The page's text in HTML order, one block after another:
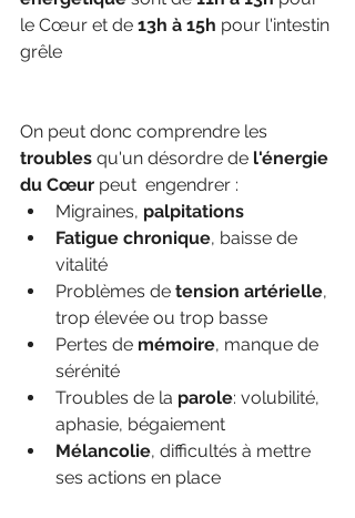
le Cœur et de 13h à 15h pour l'intestin
grêle
On peut donc comprendre les
troubles qu'un désordre de l'énergie
du Cœur peut  engendrer :
Migraines, palpitations
Fatigue chronique, baisse de
vitalité
Problèmes de tension artérielle,
trop élevée ou trop basse
Pertes de mémoire, manque de
sérénité
Troubles de la parole: volubilité,
aphasie, bégaiement
Mélancolie, difficultés à mettre
ses actions en place